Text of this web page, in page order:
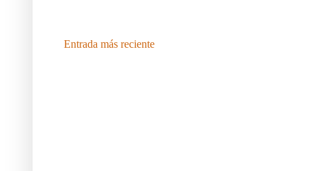
Entrada más reciente